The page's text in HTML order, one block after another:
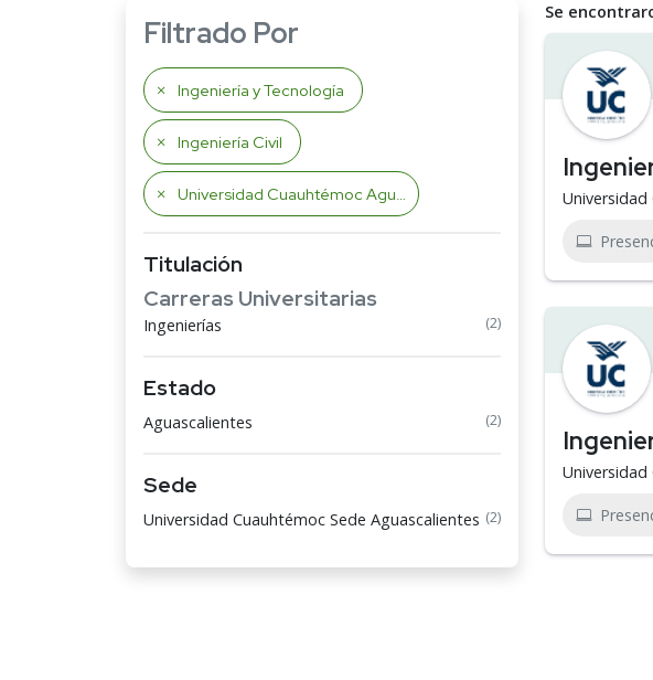
Filtrado Por
Ingeniería y Tecnología
Ingeniería Civil
Universidad Cuauhtémoc Aguascalientes
Titulación
Carreras Universitarias
Ingenierías (2)
Estado
Aguascalientes (2)
Sede
Universidad Cuauhtémoc Sede Aguascalientes (2)
Se
Universidad
Universidad